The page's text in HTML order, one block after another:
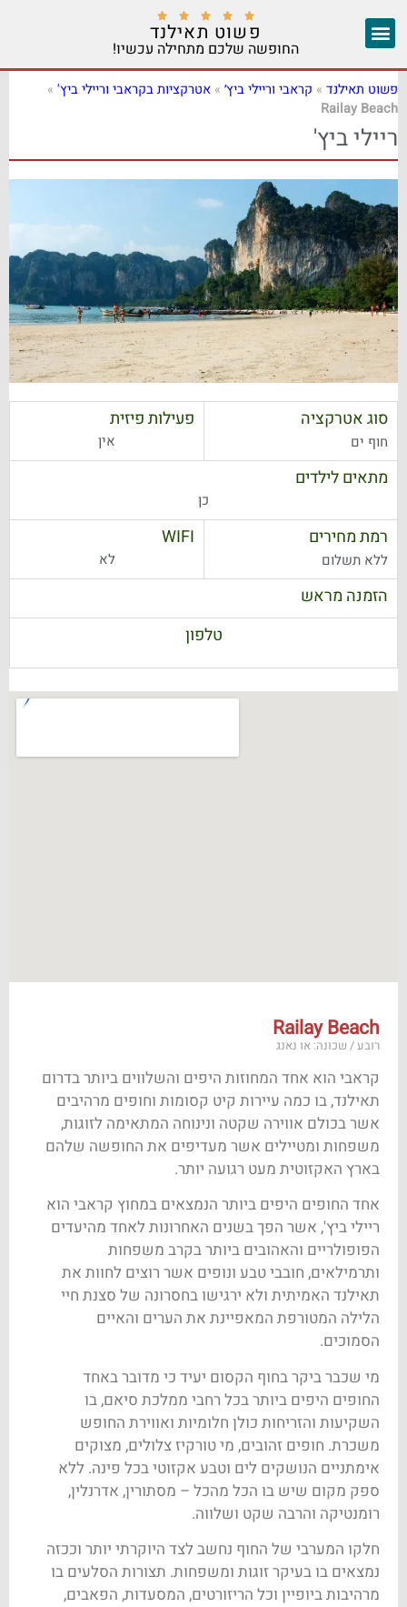





פשוט תאילנד
החופשה שלכם מתחילה עכשיו!
פשוט תאילנד » קראבי וריילי ביץ׳ » אטרקציות בקראבי וריילי ביץ' »
Railay Beach
ריילי ביץ'
Railay Beach
רובע / שכונה: או נאנג
קראבי הוא אחד המחוזות היפים והשלווים ביותר בדרום
תאילנד, בו כמה עיירות קיט קסומות וחופים מרהיבים
אשר בכולם אווירה שקטה ונינוחה המתאימה לזוגות,
משפחות ומטיילים אשר מעדיפים את החופשה שלהם
בארץ האקזוטית מעט רגועה יותר.
אחד החופים היפים ביותר הנמצאים במחוץ קראבי הוא
ריילי ביץ', אשר הפך בשנים האחרונות לאחד מהיעדים
הפופולריים והאהובים ביותר בקרב משפחות
ותרמילאים, חובבי טבע ונופים אשר רוצים לחוות את
תאילנד האמיתית ולא ירגישו בחסרונה של סצנת חיי
הלילה המטורפת המאפיינת את הערים והאיים
הסמוכים.
מי שכבר ביקר בחוף הקסום יעיד כי מדובר באחד
החופים היפים ביותר בכל רחבי ממלכת סיאם, בו
השקיעות והזריחות כולן חלומיות ואווירת החופש
משכרת. חופים זהובים, מי טורקיז צלולים, מצוקים
אימתניים הנושקים לים וטבע אקזוטי בכל פינה. ללא
ספק מקום שיש בו הכל מהכל – מסתורין, אדרנלין,
רומנטיקה והרבה שקט ושלווה.
חלקו המערבי של החוף נחשב לצד היוקרתי יותר וככזה
נמצאים בו בעיקר זוגות ומשפחות. תצורות הסלעים בו
מרהיבות ביופיין וכל הריזורטים, המסעדות, הפאבים,
סוג אטרקציה
חוף ים
פעילות פיזית
אין
מתאים לילדים
כן
רמת מחירים
ללא תשלום
WIFI
לא
הזמנה מראש
טלפון